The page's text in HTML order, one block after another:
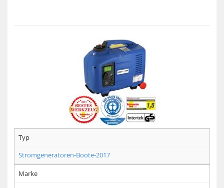
Typ
Stromgeneratoren-Boote-2017
Marke